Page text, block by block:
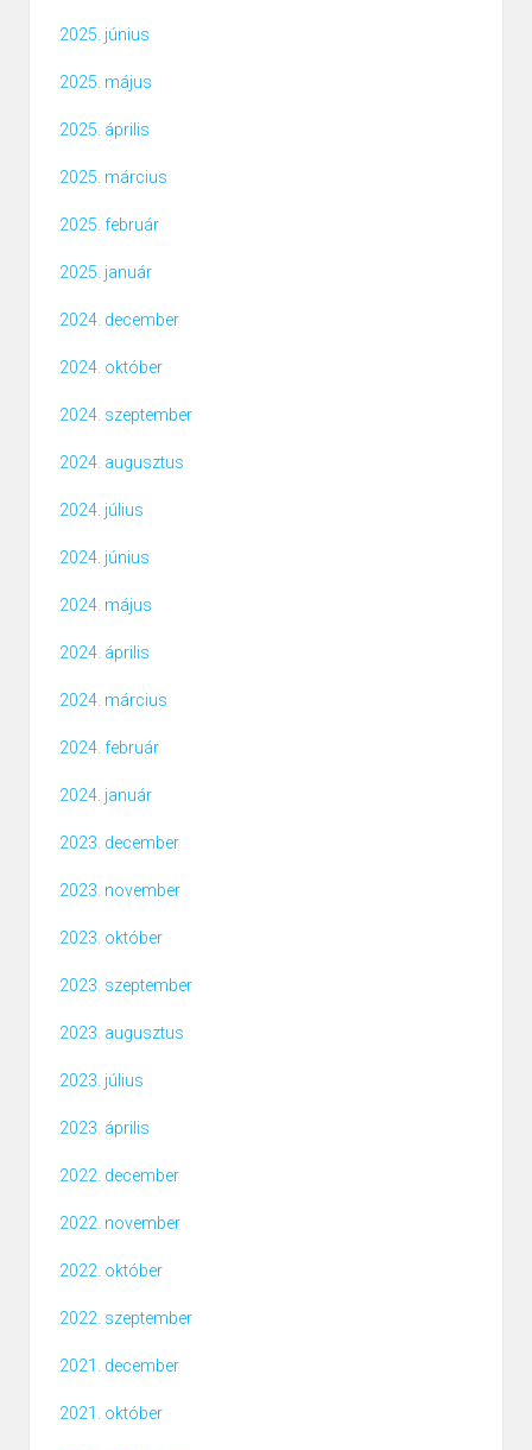
2025. június
2025. május
2025. április
2025. március
2025. február
2025. január
2024. december
2024. október
2024. szeptember
2024. augusztus
2024. július
2024. június
2024. május
2024. április
2024. március
2024. február
2024. január
2023. december
2023. november
2023. október
2023. szeptember
2023. augusztus
2023. július
2023. április
2022. december
2022. november
2022. október
2022. szeptember
2021. december
2021. október